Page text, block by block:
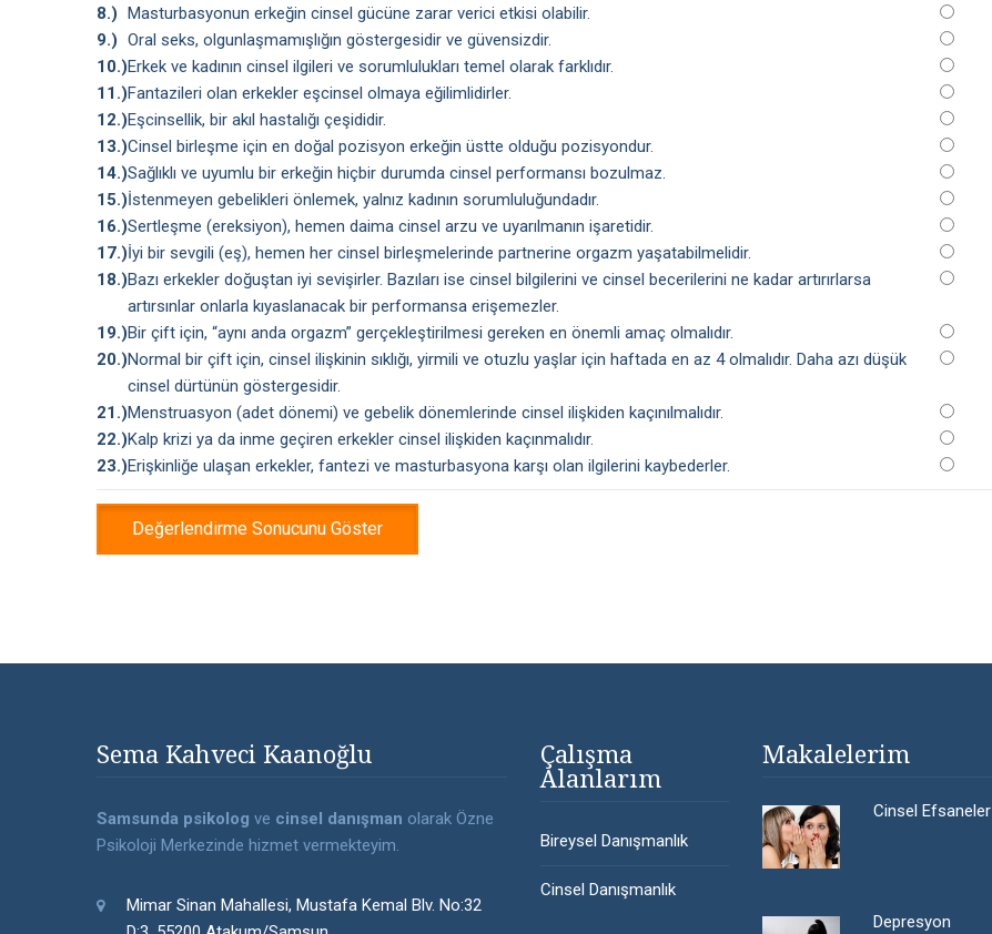
8.) Masturbasyonun erkeğin cinsel gücüne zarar verici etkisi olabilir.
9.) Oral seks, olgunlaşmamışlığın göstergesidir ve güvensizdir.
10.)Erkek ve kadının cinsel ilgileri ve sorumlulukları temel olarak farklıdır.
11.)Fantazileri olan erkekler eşcinsel olmaya eğilimlidirler.
12.)Eşcinsellik, bir akıl hastalığı çeşididir.
13.)Cinsel birleşme için en doğal pozisyon erkeğin üstte olduğu pozisyondur.
14.)Sağlıklı ve uyumlu bir erkeğin hiçbir durumda cinsel performansı bozulmaz.
15.)İstenmeyen gebelikleri önlemek, yalnız kadının sorumluluğundadır.
16.)Sertleşme (ereksiyon), hemen daima cinsel arzu ve uyarılmanın işaretidir.
17.)İyi bir sevgili (eş), hemen her cinsel birleşmelerinde partnerine orgazm yaşatabilmelidir.
18.)Bazı erkekler doğuştan iyi sevişirler. Bazıları ise cinsel bilgilerini ve cinsel becerilerini ne kadar artırırlarsa
artırsınlar onlarla kıyaslanacak bir performansa erişemezler.
19.)Bir çift için, “aynı anda orgazm” gerçekleştirilmesi gereken en önemli amaç olmalıdır.
20.)Normal bir çift için, cinsel ilişkinin sıklığı, yirmili ve otuzlu yaşlar için haftada en az 4 olmalıdır. Daha azı düşük
cinsel dürtünün göstergesidir.
21.)Menstruasyon (adet dönemi) ve gebelik dönemlerinde cinsel ilişkiden kaçınılmalıdır.
22.)Kalp krizi ya da inme geçiren erkekler cinsel ilişkiden kaçınmalıdır.
23.)Erişkinliğe ulaşan erkekler, fantezi ve masturbasyona karşı olan ilgilerini kaybederler.
Sema Kahveci Kaanoğlu
Samsunda psikolog ve cinsel danışman olarak Özne
Psikoloji Merkezinde hizmet vermekteyim.
Mimar Sinan Mahallesi, Mustafa Kemal Blv. No:32
Çalışma
Alanlarım
Bireysel Danışmanlık
Cinsel Danışmanlık
Makalelerim
Cinsel Efsaneler
Depresyon